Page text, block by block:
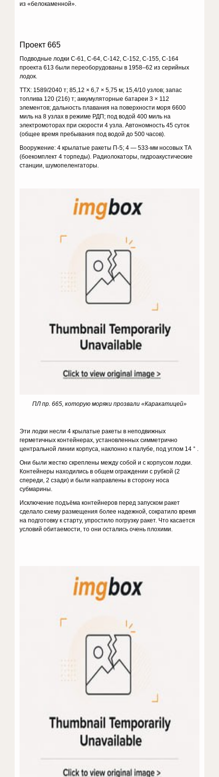
из «белокаменной».
Проект 665
Подводные лодки С-61, С-64, С-142, С-152, С-155, С-164
проекта 613 были переоборудованы в 1958–62 из серийных
лодок.
ТТХ: 1589/2040 т; 85,12 × 6,7 × 5,75 м; 15,4/10 узлов; запас
топлива 120 (216) т; аккумуляторные батареи 3 × 112
элементов; дальность плавания на поверхности моря 6600
миль на 8 узлах в режиме РДП; под водой 400 миль на
электромоторах при скорости 4 узла. Автономность 45 суток
(общее время пребывания под водой до 500 часов).
Вооружение: 4 крылатые ракеты П-5; 4 — 533-мм носовых ТА
(боекомплект 4 торпеды). Радиолокаторы, гидроакустические
станции, шумопеленгаторы.
ПЛ пр. 665, которую моряки прозвали «Каракатицей»
Эти лодки несли 4 крылатые ракеты в неподвижных
герметичных контейнерах, установленных симметрично
центральной линии корпуса, наклонно к палубе, под углом 14 ° .
Они были жестко скреплены между собой и с корпусом лодки.
Контейнеры находились в общем ограждении с рубкой (2
спереди, 2 сзади) и были направлены в сторону носа
субмарины.
Исключение подъёма контейнеров перед запуском ракет
сделало схему размещения более надежной, сократило время
на подготовку к старту, упростило погрузку ракет. Что касается
условий обитаемости, то они остались очень плохими.